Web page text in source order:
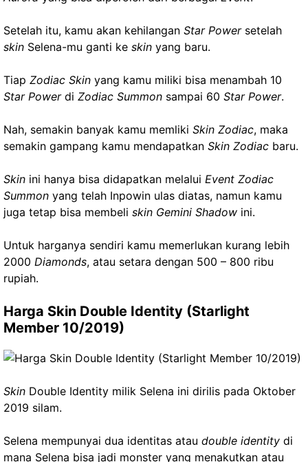
Setelah itu, kamu akan kehilangan Star Powersetelah
skin Selena-mu ganti ke skin yang baru.
Tiap Zodiac Skin yang kamu miliki bisa menambah 10
Star Powerdi Zodiac Summon sampai 60 Star Power.
Nah, semakin banyak kamu memliki Skin Zodiac, maka
semakin gampang kamu mendapatkan Skin Zodiac baru.
Skin ini hanya bisa didapatkan melalui Event Zodiac
Summon yang telah Inpowin ulas diatas, namun kamu
juga tetap bisa membeli skin Gemini Shadow ini.
Untuk harganya sendiri kamu memerlukan kurang lebih
2000 Diamonds, atau setara dengan 500 – 800 ribu
rupiah.
Harga Skin Double Identity (Starlight
Member 10/2019)
Skin Double Identity milik Selena ini dirilis pada Oktober
2019 silam.
Selena mempunyai dua identitas atau double identity di
mana Selena bisa jadi monster yang menakutkan atau